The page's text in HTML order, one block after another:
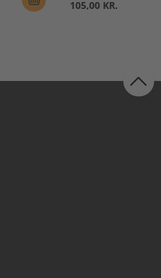
105,00 KR.